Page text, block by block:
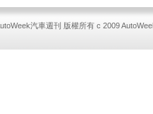
汽車週刊 版權所有 c 2009